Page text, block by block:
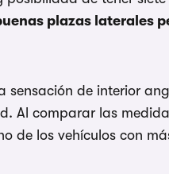
plazas laterales
sensación de interior
Al comparar las
de los vehículos con